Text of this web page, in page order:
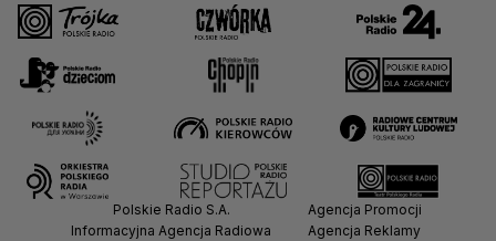
Polskie Radio S.A.
Informacyjna Agencja Radiowa
Agencja Promocji
Agencja Reklamy